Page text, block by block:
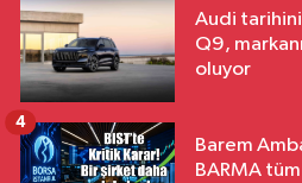
Audi
Q9,
oluyor
Barem
BARMA
4